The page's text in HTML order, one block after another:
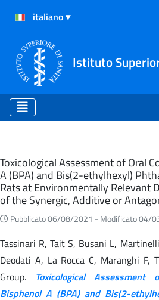
Istituto
Eventi
Toxicological Assessment of Oral
A (BPA) and Bis(2-ethylhexyl)
Rats at Environmentally Relevant
of the Synergic, Additive or
Pubblicato 06/08/2021 - Modificato 04/
Tassinari R, Tait S, Busani L,
Deodati A, La Rocca C, Maranghi F,
Group. Toxicological
Bisphenol A (BPA) and Bis(2-